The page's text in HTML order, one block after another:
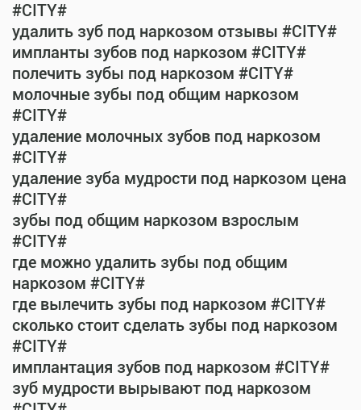
#CITY#
удалить зуб под наркозом отзывы #CITY#
импланты зубов под наркозом #CITY#
полечить зубы под наркозом #CITY#
молочные зубы под общим наркозом
#CITY#
удаление молочных зубов под наркозом
#CITY#
удаление зуба мудрости под наркозом цена
#CITY#
зубы под общим наркозом взрослым
#CITY#
где можно удалить зубы под общим
наркозом #CITY#
где вылечить зубы под наркозом #CITY#
сколько стоит сделать зубы под наркозом
#CITY#
имплантация зубов под наркозом #CITY#
зуб мудрости вырывают под наркозом